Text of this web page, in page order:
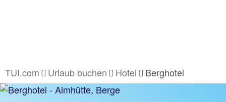
TUI.com Urlaub buchen Hotel Berghotel